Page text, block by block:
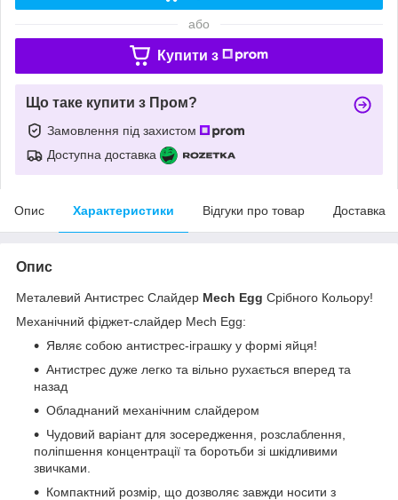
або
Купити з
Що таке купити з Пром?
Замовлення під захистом
Доступна доставка
Опис Характеристики Відгуки про товар Доставка
Опис
Металевий Антистрес Слайдер Mech Egg Срібного Кольору!
Механічний фіджет-слайдер Mech Egg:
Являє собою антистрес-іграшку у формі яйця!
Антистрес дуже легко та вільно рухається вперед та
назад
Обладнаний механічним слайдером
Чудовий варіант для зосередження, розслаблення,
поліпшення концентрації та боротьби зі шкідливими
звичками.
Компактний розмір, що дозволяє завжди носити з